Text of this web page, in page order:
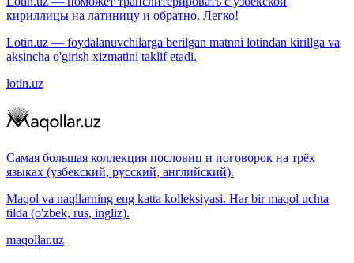
кириллицы на латиницу и обратно. Легко!
Lotin.uz — foydalanuvchilarga berilgan matnni lotindan kirillga va
aksincha o'girish xizmatini taklif etadi.
lotin.uz
Самая большая коллекция пословиц и поговорок на трёх
языках (узбекский, русский, английский).
Maqol va naqllarning eng katta kolleksiyasi. Har bir maqol uchta
tilda (o'zbek, rus, ingliz).
maqollar.uz